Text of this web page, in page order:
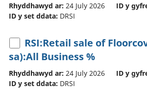
Rhyddhawyd ar: 24 July 2026 ID y
ID y set ddata: DRSI
RSI:Retail sale of
sa):All Business %
Rhyddhawyd ar: 24 July 2026 ID y
ID y set ddata: DRSI